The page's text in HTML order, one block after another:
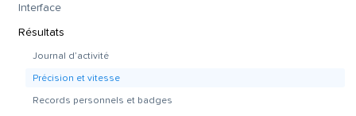
Interface
Résultats
Journal d’activité
Précision et vitesse
Records personnels et badges